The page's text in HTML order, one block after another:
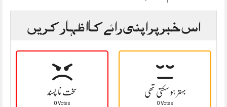
اس خبر پر اپنی رائے کا اظہار کریں
سخت نا پسند
0 Votes
بہتر ہو سکتی تھی
0 Votes